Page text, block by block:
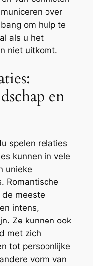
over
om hulp te
als u het
niet uitkomt.
en
spelen relaties
kunnen in vele
unieke
Romantische
de meeste
intens,
Ze kunnen ook
met zich
tot persoonlijke
vorm van